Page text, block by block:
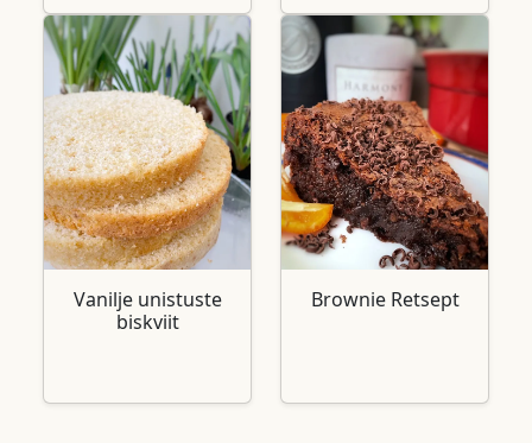
Vanilje unistuste
biskviit
Brownie Retsept